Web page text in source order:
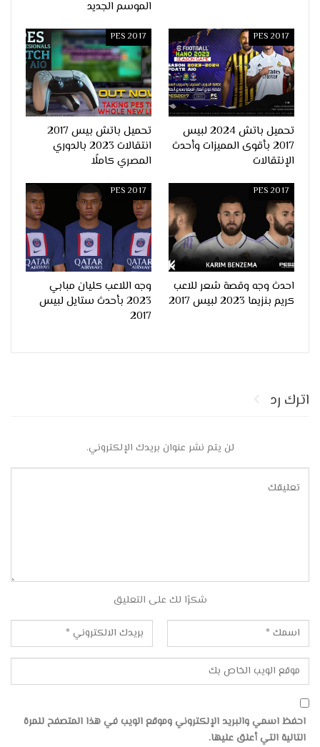
الموسم الجديد
PES 2017
تحميل باتش 2024 لبيس
2017 بأقوى المميزات وأحدث
الإنتقالات
PES 2017
تحميل باتش بيس 2017
انتقالات 2023 بالدوري
المصري كاملًا
PES 2017
احدث وجه وقصة شعر للاعب
كريم بنزيما 2023 لبيس 2017
PES 2017
وجه اللاعب كليان مبابي
2023 بأحدث ستايل لبيس
2017
اترك رد
لن يتم نشر عنوان بريدك الإلكتروني.
شكرًا لك على التعليق
احفظ اسمي والبريد الإلكتروني وموقع الويب في هذا المتصفح للمرة
التالية التي أعلق عليها.